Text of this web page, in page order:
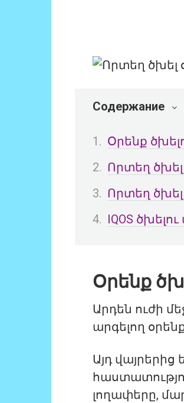
Содержание
Օրենք
Որտեղ
Որտեղ
IQOS
Օրենք
Արդեն ուժի
արգելող
Այդ
լողափերը,